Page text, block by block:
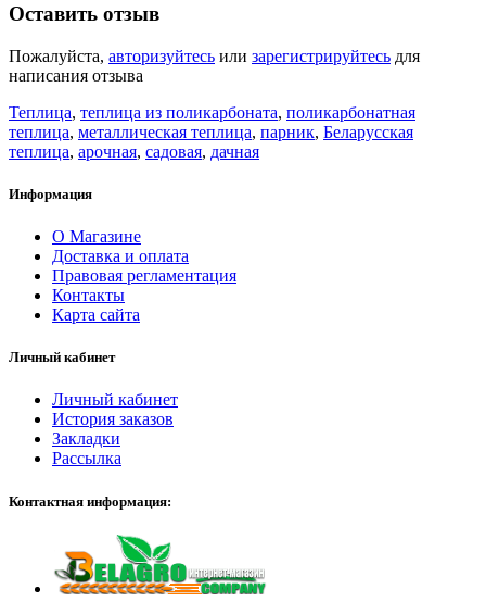
Оставить отзыв
Пожалуйста, авторизуйтесь или зарегистрируйтесь для
написания отзыва
Теплица, теплица из поликарбоната, поликарбонатная
теплица, металлическая теплица, парник, Беларусская
теплица, арочная, садовая, дачная
Информация
О Магазине
Доставка и оплата
Правовая регламентация
Контакты
Карта сайта
Личный кабинет
Личный кабинет
История заказов
Закладки
Рассылка
Контактная информация: